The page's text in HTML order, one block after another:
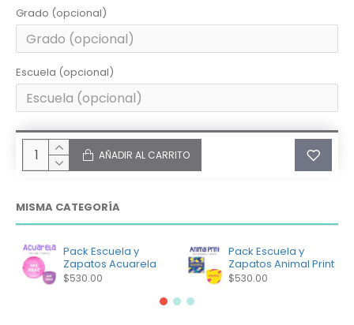
Grado (opcional)
Escuela (opcional)
AÑADIR AL CARRITO
MISMA CATEGORÍA
Pack Escuela y
Zapatos Acuarela
$530.00
Pack Escuela y
Zapatos Animal Print
$530.00